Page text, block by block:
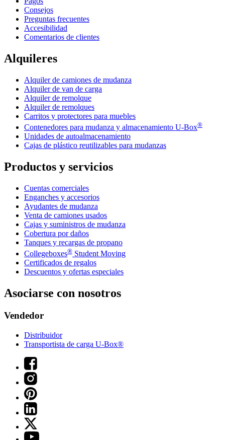
Consejos
Preguntas frecuentes
Accesibilidad
Comentarios de clientes
Alquileres
Alquiler de camiones de mudanza
Alquiler de van de carga
Alquiler de remolque
Alquiler de remolques
Carritos y protectores para muebles
Contenedores para mudanza y almacenamiento U-Box®
Unidades de autoalmacenamiento
Cajas de plástico reutilizables para mudanzas
Productos y servicios
Cuentas comerciales
Enganches y accesorios
Ayudantes de mudanza
Venta de camiones usados
Cajas y suministros de mudanza
Cobertura por daños
Tanques y recargas de propano
Collegeboxes® Student Moving
Certificados de regalos
Descuentos y ofertas especiales
Asociarse con nosotros
Vendedor
Distribuidor
Transportista de carga U-Box®